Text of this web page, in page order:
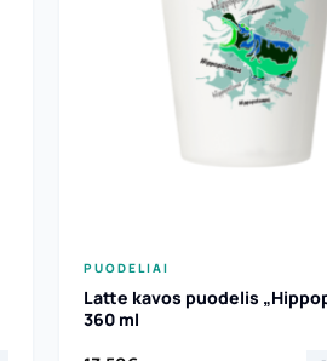
PUODELIAI
Latte kavos puodelis
360 ml